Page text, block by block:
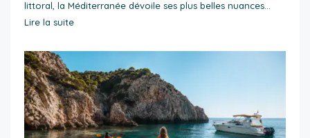
littoral, la Méditerranée dévoile ses plus belles nuances…
Lire la suite